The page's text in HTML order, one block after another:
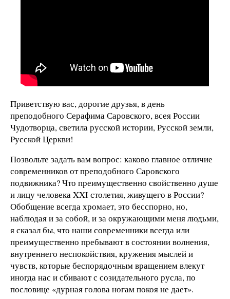
Приветствую вас, дорогие друзья, в день
преподобного Серафима Саровского, всея России
Чудотворца, светила русской истории, Русской земли,
Русской Церкви!
Позвольте задать вам вопрос: каково главное отличие
современников от преподобного Саровского
подвижника? Что преимущественно свойственно душе
и лицу человека XXI столетия, живущего в России?
Обобщение всегда хромает, это бесспорно, но,
наблюдая и за собой, и за окружающими меня людьми,
я сказал бы, что наши современники всегда или
преимущественно пребывают в состоянии волнения,
внутреннего неспокойствия, кружения мыслей и
чувств, которые беспорядочным вращением влекут
иногда нас и сбивают с созидательного русла, по
пословице «дурная голова ногам покоя не дает».